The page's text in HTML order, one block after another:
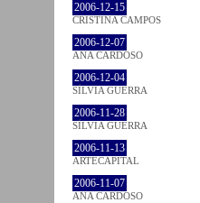
2006-12-15
CRISTINA CAMPOS
2006-12-07
ANA CARDOSO
2006-12-04
SÍLVIA GUERRA
2006-11-28
SÍLVIA GUERRA
2006-11-13
ARTECAPITAL
2006-11-07
ANA CARDOSO